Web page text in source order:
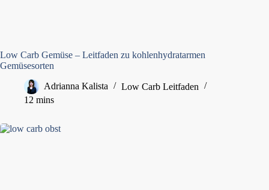
Low Carb Gemüse – Leitfaden zu kohlenhydratarmen
Gemüsesorten
Adrianna Kalista
Low Carb Leitfaden
12 mins